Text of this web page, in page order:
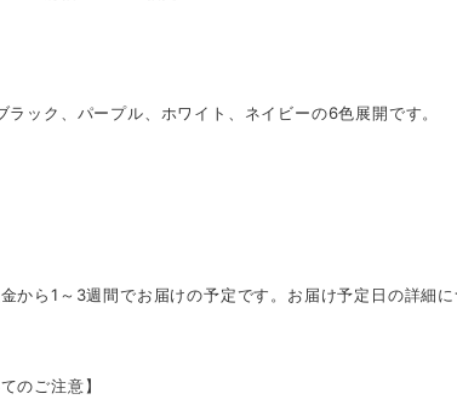
ック、パープル、ホワイト、ネイビーの6色展開です。
から1～3週間でお届けの予定です。お届け予定日の詳細
のご注意】